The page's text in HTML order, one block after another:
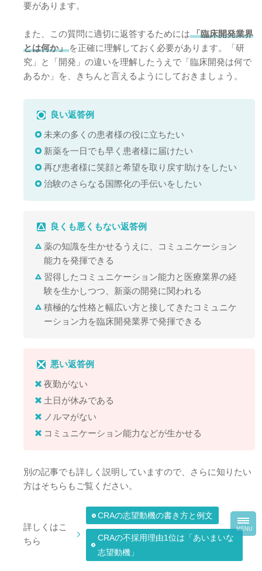
要があります。
また、この質問に適切に返答するためには 「臨床開発業界
とは何か」を正確に理解しておく必要があります。「研
究」と「開発」の違いを理解したうえで「臨床開発は何で
あるか」を、きちんと言えるようにしておきましょう。
良い返答例
未来の多くの患者様の役に立ちたい
新薬を一日でも早く患者様に届けたい
再び患者様に笑顔と希望を取り戻す助けをしたい
治験のさらなる国際化の手伝いをしたい
良くも悪くもない返答例
薬の知識を生かせるうえに、コミュニケーション
能力を発揮できる
習得したコミュニケーション能力と医療業界の経
験を生かしつつ、新薬の開発に関われる
積極的な性格と幅広い方と接してきたコミュニケ
ーション力を臨床開発業界で発揮できる
悪い返答例
夜勤がない
土日が休みである
ノルマがない
コミュニケーション能力などが生かせる
別の記事でも詳しく説明していますので、さらに知りたい
方はそちらもご覧ください。
詳しくはこ
ちら
CRAの志望動機の書き方と例文
CRAの不採用理由1位は「あいまいな
志望動機」
MENU